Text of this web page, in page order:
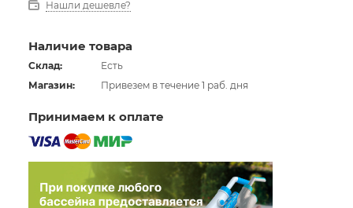
Нашли дешевле?
Наличие товара
Склад:
Есть
Магазин:
Привезем в течение 1 раб. дня
Принимаем к оплате